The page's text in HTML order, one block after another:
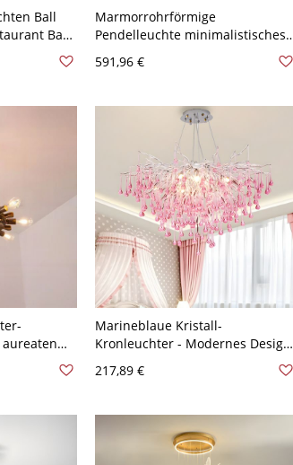
Ball
Bar
Marmorrohrförmige
Pendelleuchte minimalistisches
weißes Hängeleuchtengerät für
Schlafzimmer - 110V-120V 7 Weiß
591,96 €
Marineblaue Kristall-
Kronleuchter - Modernes Design,
Aufhängelänge - 110V-120V Rosa
217,89 €